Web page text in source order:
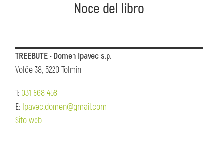
Noce del libro
TREEBUTE • Domen Ipavec s.p.
Volče 38, 5220 Tolmin
T: 031 868 458
E: Ipavec.domen@gmail.com
Sito web